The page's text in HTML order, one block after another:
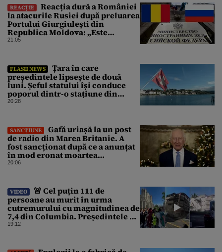
REACȚIE
Reacția dură a României
la atacurile Rusiei după preluarea
Portului Giurgiulești din
Republica Moldova: „Este
propagandă stalinistă”
21:05
FLASH NEWS
Țara în care
președintele lipsește de două
luni. Șeful statului își conduce
poporul dintr-o stațiune din
Elveția
20:28
SANCȚIUNE
Gafă uriașă la un post
de radio din Marea Britanie. A
fost sancționat după ce a anunțat
în mod eronat moartea
regelui Charles al III-lea
20:06
VIDEO
🚨 Cel puțin 111 de
persoane au murit în urma
cutremurului cu magnitudinea de
7,4 din Columbia. Președintele a
declarat stare de calamitate
19:12